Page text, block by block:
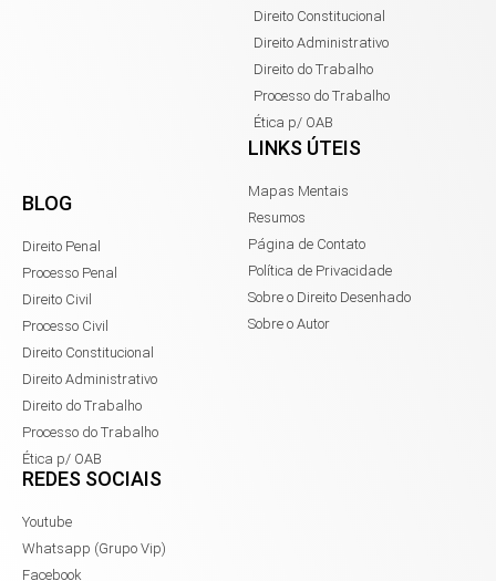
Direito Constitucional
Direito Administrativo
Direito do Trabalho
Processo do Trabalho
Ética p/ OAB
BLOG
Direito Penal
Processo Penal
Direito Civil
Processo Civil
Direito Constitucional
Direito Administrativo
Direito do Trabalho
Processo do Trabalho
Ética p/ OAB
LINKS ÚTEIS
Mapas Mentais
Resumos
Página de Contato
Política de Privacidade
Sobre o Direito Desenhado
Sobre o Autor
REDES SOCIAIS
Youtube
Whatsapp (Grupo Vip)
Facebook